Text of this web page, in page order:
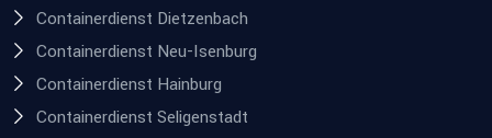
Containerdienst Dietzenbach
Containerdienst Neu-Isenburg
Containerdienst Hainburg
Containerdienst Seligenstadt